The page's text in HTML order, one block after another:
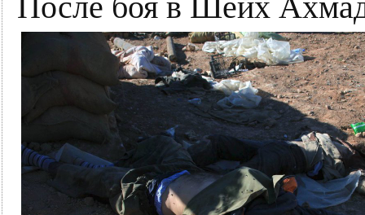
После боя в Шейх